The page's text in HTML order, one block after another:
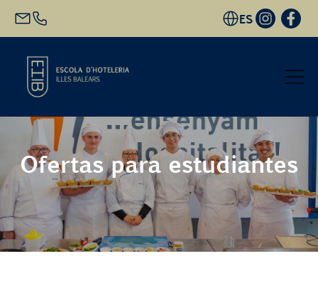
ES
Oferta académica
Futuro alumnado
Ofertas para estudiantes